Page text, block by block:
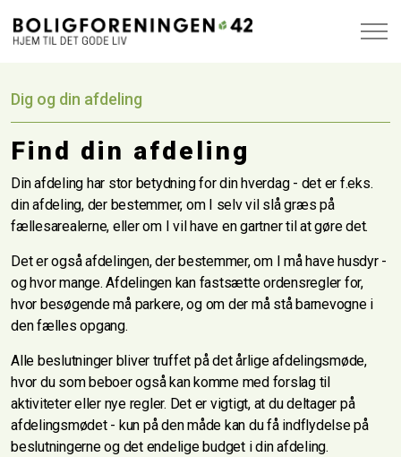
Dig og din afdeling
Find din afdeling
Din afdeling har stor betydning for din hverdag - det er f.eks.
din afdeling, der bestemmer, om I selv vil slå græs på
fællesarealerne, eller om I vil have en gartner til at gøre det.
Det er også afdelingen, der bestemmer, om I må have husdyr -
og hvor mange. Afdelingen kan fastsætte ordensregler for,
hvor besøgende må parkere, og om der må stå barnevogne i
den fælles opgang.
Alle beslutninger bliver truffet på det årlige afdelingsmøde,
hvor du som beboer også kan komme med forslag til
aktiviteter eller nye regler. Det er vigtigt, at du deltager på
afdelingsmødet - kun på den måde kan du få indflydelse på
beslutningerne og det endelige budget i din afdeling.